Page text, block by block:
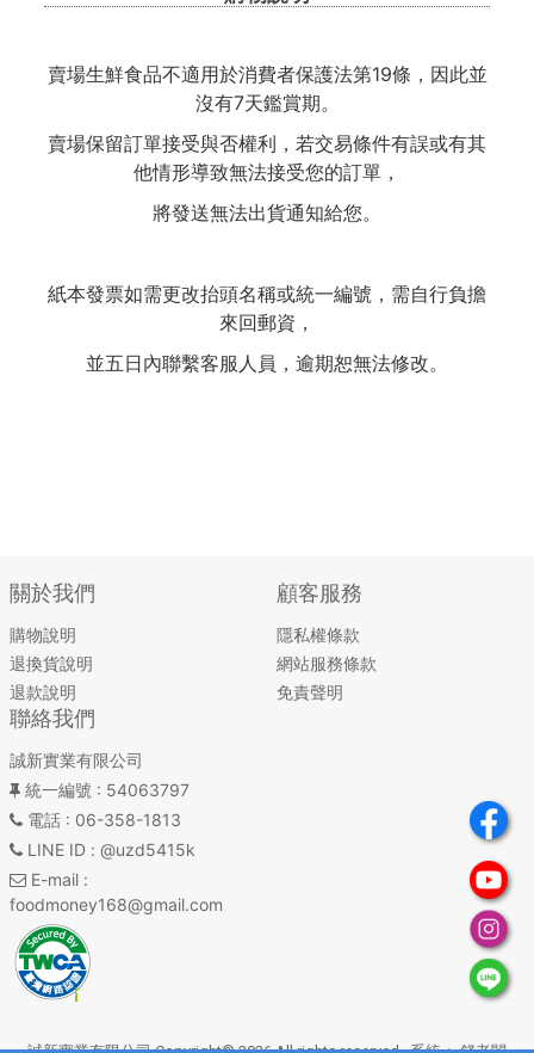
賣場生鮮食品不適用於消費者保護法第19條，因此並
沒有7天鑑賞期。
賣場保留訂單接受與否權利，若交易條件有誤或有其
他情形導致無法接受您的訂單，
將發送無法出貨通知給您。
紙本發票如需更改抬頭名稱或統一編號，需自行負擔
來回郵資，
並五日內聯繫客服人員，逾期恕無法修改。
關於我們
購物說明
退換貨說明
退款說明
顧客服務
隱私權條款
網站服務條款
免責聲明
聯絡我們
誠新實業有限公司
統一編號 : 54063797
電話: 06-358-1813
LINE ID : @uzd5415k
E-mail:
foodmoney168@gmail.com